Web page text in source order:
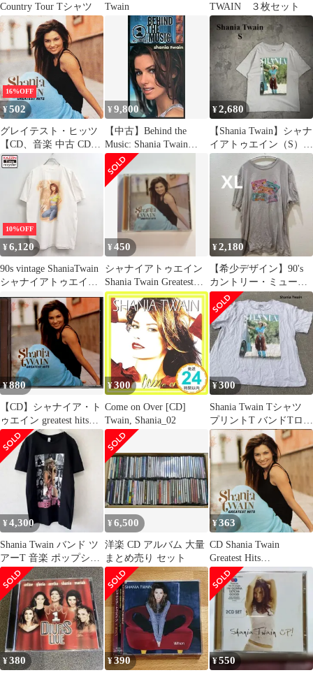
Country Tour Tシャツ
Twain
TWAIN ３枚セット
16%OFF
¥502
グレイテスト・ヒッツ
【CD、音楽 中古 CD】
レンタル落ち
¥9,800
【中古】Behind the
Music: Shania Twain
[VHS]
¥2,680
【Shania Twain】シャナ
イアトゥエイン（S）カ
ウガールTシャツ＊バ
10%OFF
¥6,120
90s vintage ShaniaTwain
シャナイアトゥエイン
カントリー 半袖Ｔシャ
ツ メンズ 表記XLサイ
¥450
シャナイアトゥエイン
Shania Twain Greatest
Hits CD
¥2,180
【希少デザイン】90's
カントリー・ミュージ
ック 名曲カセット
¥880
【CD】シャナイア・ト
ゥエイン greatest hits
B0003072-02
¥300
Come on Over [CD]
Twain, Shania_02
¥300
Shania Twain Tシャツ
プリントT バンドTロッ
クT US古着
¥4,300
Shania Twain バンド ツ
アーT 音楽 ポップシン
ガー M /342
¥6,500
洋楽 CD アルバム 大量
まとめ売り セット
¥363
CD Shania Twain
Greatest Hits
B000307202 Mercury
/00110
¥380 ¥390 ¥550